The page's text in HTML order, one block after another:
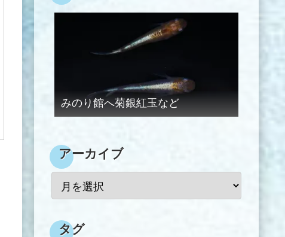
みのり館へ菊銀紅玉など
アーカイブ
タグ